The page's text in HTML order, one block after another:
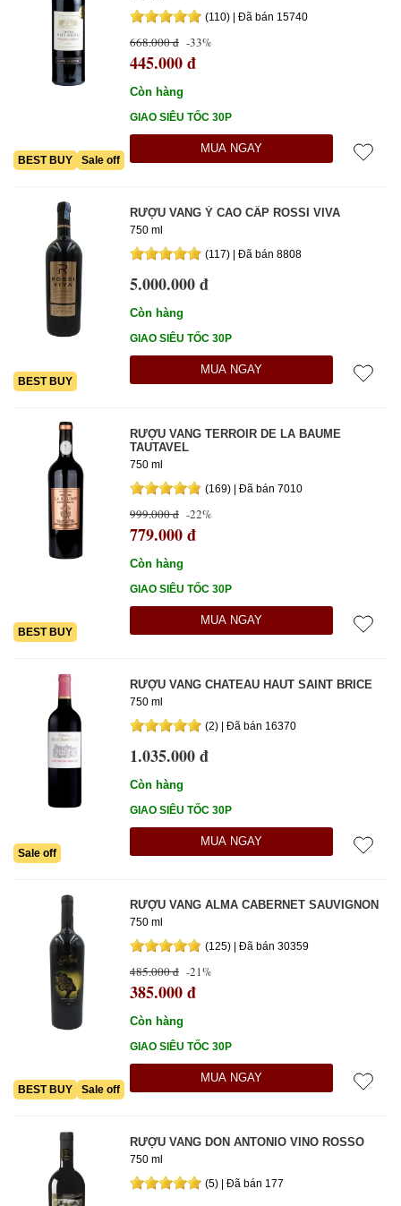
BEST BUY Sale off
(110) | Đã bán 15740
668.000 đ -33%
445.000 đ
Còn hàng
GIAO SIÊU TỐC 30P
MUA NGAY
BEST BUY
RƯỢU VANG Ý CAO CẤP ROSSI VIVA
750 ml
(117) | Đã bán 8808
5.000.000 đ
Còn hàng
GIAO SIÊU TỐC 30P
MUA NGAY
BEST BUY
RƯỢU VANG TERROIR DE LA BAUME
TAUTAVEL
750 ml
(169) | Đã bán 7010
999.000 đ -22%
779.000 đ
Còn hàng
GIAO SIÊU TỐC 30P
MUA NGAY
Sale off
RƯỢU VANG CHATEAU HAUT SAINT BRICE
750 ml
(2) | Đã bán 16370
1.035.000 đ
Còn hàng
GIAO SIÊU TỐC 30P
MUA NGAY
BEST BUY Sale off
RƯỢU VANG ALMA CABERNET SAUVIGNON
750 ml
(125) | Đã bán 30359
485.000 đ -21%
385.000 đ
Còn hàng
GIAO SIÊU TỐC 30P
MUA NGAY
RƯỢU VANG DON ANTONIO VINO ROSSO
750 ml
(5) | Đã bán 177